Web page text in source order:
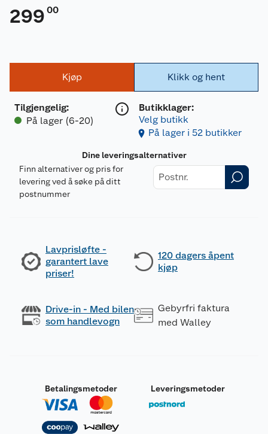
299 00
Kjøp
Tilgjengelig:
På lager (6-20)
Klikk og hent
Butikklager:
Velg butikk
På lager i 52 butikker
Dine leveringsalternativer
Finn alternativer og pris for
levering ved å søke på ditt
postnummer
Lavprisløfte -
garantert lave
priser!
120 dagers åpent
kjøp
Drive-in - Med bilen
som handlevogn
Gebyrfri faktura
med Walley
Betalingsmetoder Leveringsmetoder